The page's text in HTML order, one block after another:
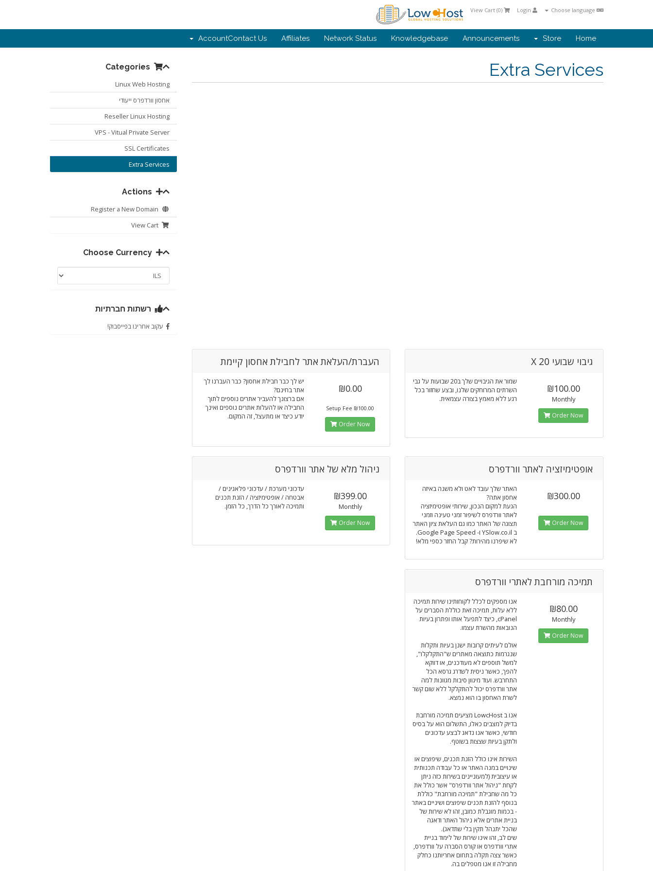
View Cart (0)
Home
Store
Announcements
Knowledgebase
Network Status
Affiliates
Contact Us
Account
Extra Services
Categories
Linux Web Hosting
אחסון וורדפרס ייעודי
Reseller Linux Hosting
VPS - Vitual Private Server
SSL Certificates
Extra Services
View Cart
Choose Currency
רשתות חברתיות
עקוב אחרינו בפייסבוק!
גיבוי שבועי X 20
שמור את הגיבויים שלך ב20 שבועות על גבי
השרתים המרוחקים שלנו, ובצע שחזור בכל
רגע ללא מאמץ בצורה עצמאית.
₪100.00
Monthly
Order Now
העברת/העלאת אתר לחבילת אחסון קיימת
יש לך כבר חבילת אחסון? כבר העברנו לך
אתר בחינם?
אם ברצונך להעביר אתרים נוספים לתוך
החבילה או להעלות אתרים נוספים ואינך
יודע כיצד או מתעצל, זה המקום.
₪0.00
₪100.00 Setup Fee
Order Now
אופטימיזציה לאתר וורדפרס
האתר שלך עובד לאט ולא משנה באיזה
אחסון אתה?
הגעת למקום הנכון, שירותי אופטימיזציה
לאתר וורדפרס לשיפור זמני טעינה וזמני
תצוגה של האתר כמו גם העלאת ציון האתר
ב YSlow.co.il ו- Google Page Speed.
לא שיפרנו מהירות? קבל החזר כספי מלא!
₪300.00
Order Now
ניהול מלא של אתר וורדפרס
עדכוני מערכת / עדכוני פלאגינים /
אבטחה / אופטימיזציה / הזנת תכנים
ותמיכה לאורך כל הדרך, כל הזמן.
₪399.00
Monthly
Order Now
תמיכה מורחבת לאתרי וורדפרס
אנו מספקים לכלל לקוחותינו שירות תמיכה
ללא עלות, תמיכה זאת כוללת הסברים על
cPanel, כיצד לתפעל אותו ופתרון בעיות
הנובאות מהשרת עצמו.
אולם לעיתים קרובות ישנן בעיות ותקלות
שנגרמות כתוצאה מאתרים ש"התקלקלו",
למשל תוספים לא מעודכנים, או דווקא
להפך, כאשר ניסית לשדרג גרסא הכל
התחרבש. ועוד מיגוון סיבות מגוונות למה
אתר וורדפרס יכול להתקלקל ללא שום קשר
לשרת האחסון בו הוא נמצא.
אנו ב LowcHost מציעים תמיכה מורחבת
בדיוק למצבים כאלו, התשלום הוא על בסיס
חודשי, כאשר אנו נדאג לבצע עדכונים
ולתקן בעיות שצצות בשוטף.
השירות אינו כולל הזנת תכנים, שיפוצים או
שינויים במנה האתר או כל עבודה תכנותית
או עיצובית (למעוניינים בשירות כזה ניתן
לקחת "ניהול אתר וורדפרס" אשר כולל את
כל מה שחבילת "תמיכה מורחבת" כוללת
בנוסף להזנת תכנים שיפוצים ושיניים באתר
- בכמות מוגבלת כמובן, זהו לא שירות של
בניית אתרים אלא ניהול האתר ודאגה
שהכל יתנהל תקין בלי שתדאג).
שים לב, זהו אינו שירות של לימוד בניית
אתרי וורדפרס או קורס הסברה על וורדפרס,
כאשר צצה תקלה בתחום אחריותנו כחלק
מחבילה זו אנו מטפלים בה.
₪80.00
Monthly
Order Now